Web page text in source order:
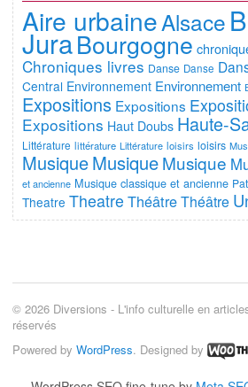
Aire urbaineAlsace
JuraBourgogne
Chroniques livres Danse Danse
Central Environnement Environnement
Expositions Expositions
Expositions Haut Doubs Haute-
Littérature littérature Littérature loisirs loisirs
MusiqueMusiqueMusique
et ancienne Musique classique et ancienne
Theatre Theatre ThéâtreThéâtre
© 2026 Diversions - L'info culturelle en
réservés
Powered by WordPress. Designed by